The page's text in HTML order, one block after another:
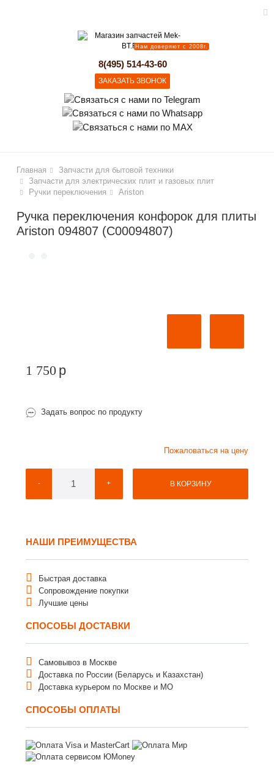
Нам доверяют с 2008г.
8(495) 514-43-60
ЗАКАЗАТЬ ЗВОНОК
Главная
Запчасти для бытовой техники
Запчасти для электрических плит и газовых плит
Ручки переключения
Ariston
Ручка переключения конфорок для плиты
Ariston 094807 (C00094807)
1 750 p
Задать вопрос по продукту
Пожаловаться на цену
- + В КОРЗИНУ
НАШИ ПРЕИМУЩЕСТВА
Быстрая доставка
Сопровождение покупки
Лучшие цены
СПОСОБЫ ДОСТАВКИ
Самовывоз в Москве
Доставка по России (Беларусь и Казахстан)
Доставка курьером по Москве и МО
СПОСОБЫ ОПЛАТЫ